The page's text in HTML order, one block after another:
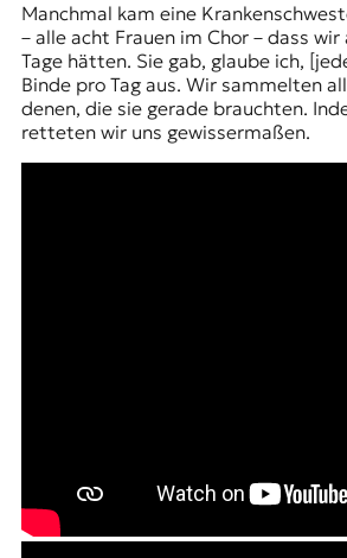
Manchmal kam eine
– alle acht Frauen im Chor – dass
Tage hätten. Sie gab, glaube ich,
Binde pro Tag aus. Wir sammelten
denen, die sie gerade brauchten.
retteten wir uns gewissermaßen.